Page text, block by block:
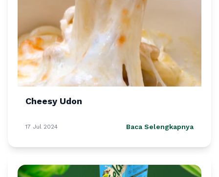
Cheesy Udon
17 Jul 2024 Baca Selengkapnya